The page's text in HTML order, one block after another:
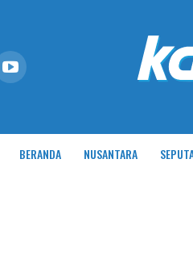
BERANDA NUSANTARA